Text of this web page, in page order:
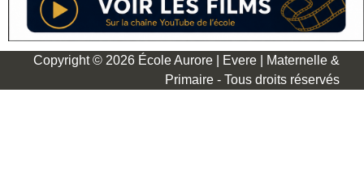
Copyright © 2026 École Aurore | Evere | Maternelle &
Primaire - Tous droits réservés